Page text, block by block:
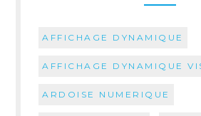
AFFICHAGE DYNAMIQUE
AFFICHAGE DYNAMIQUE
ARDOISE NUMERIQUE